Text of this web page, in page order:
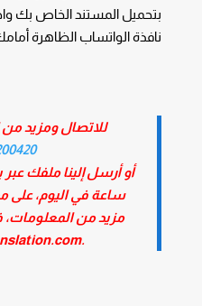
بتحميل المستند الخاص بك
نافذة الواتساب الظاهرة
للاتصال ومزيد
01101200420 (2+)
ساعة في اليوم، على
مزيد من المعلومات،
.info@emtyiaz-translation.com